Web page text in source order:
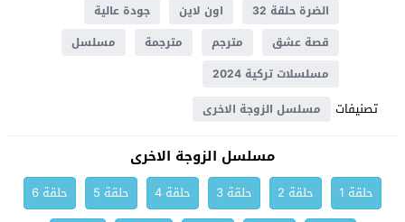
الضرة حلقة 32
اون لاين
جودة عالية
قصة عشق
مترجم مترجمة
مسلسل
مسلسلات تركية 2024
تصنيفات مسلسل الزوجة الاخرى
مسلسل الزوجة الاخرى
حلقة 1 حلقة 2 حلقة 3 حلقة 4 حلقة 5
حلقة 6